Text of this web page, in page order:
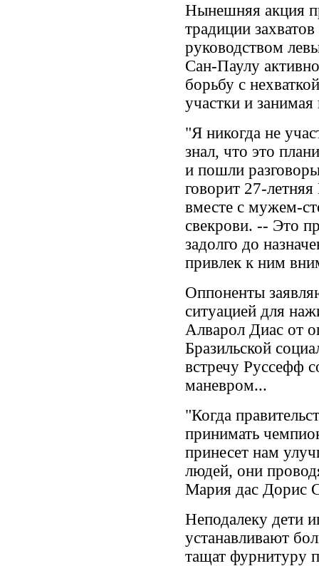
Нынешняя акция
традиции
руководством
Сан-Паулу
борьбу с
участки и занимая
"Я никогда не
знал, что это
и пошли
говорит 27-
вместе с мужем-
свекрови. -- Это
задолго до
привлек к ним
Оппоненты
ситуацией для
Алварол Диас от
Бразильской
встречу Руссефф
маневром...
"Когда
принимать
принесет нам
людей, они
Мария дас Дорис
Неподалеку дети
устанавливают
тащат фурнитуру